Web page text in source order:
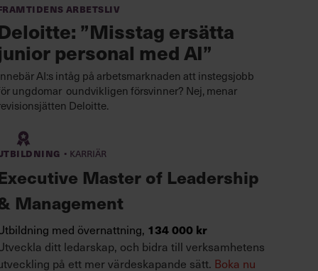
arbetsliv
”Misstag ersätta
personal med AI”
AI:s intåg på arbetsmarknaden att instegsjobb
ungdomar oundvikligen försvinner? Nej, menar
Deloitte.
· Karriär
Master of Leadership
Management
med övernattning, 134 000 kr
ditt ledarskap, och bidra till verksamhetens
på ett mer värdeskapande sätt. Boka nu